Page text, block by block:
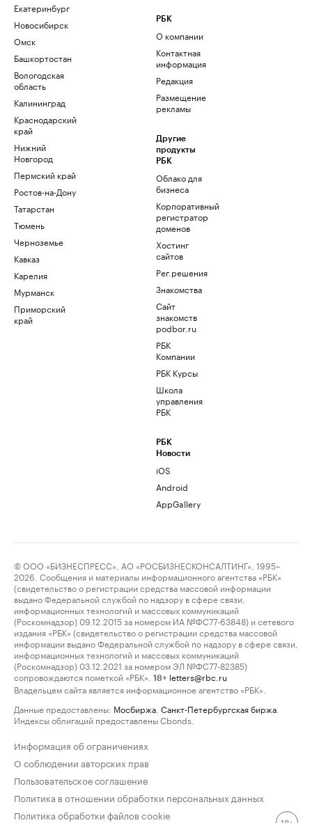
Екатеринбург
Новосибирск
Омск
Башкортостан
Вологодская
область
Калининград
Краснодарский
край
Нижний
Новгород
Пермский край
Ростов-на-Дону
Татарстан
Тюмень
Черноземье
Кавказ
Карелия
Мурманск
Приморский
край
РБК
О компании
Контактная
информация
Редакция
Размещение
рекламы
Другие
продукты
РБК
Облако для
бизнеса
Корпоративный
регистратор
доменов
Хостинг
сайтов
Рег.решения
Знакомства
Сайт
знакомств
podbor.ru
РБК
Компании
РБК Курсы
Школа
управления
РБК
РБК
Новости
iOS
Android
AppGallery
© ООО «БИЗНЕСПРЕСС», АО «РОСБИЗНЕСКОНСАЛТИНГ», 1995–
2026. Сообщения и материалы информационного агентства «РБК»
(свидетельство о регистрации средства массовой информации
выдано Федеральной службой по надзору в сфере связи,
информационных технологий и массовых коммуникаций
(Роскомнадзор) 09.12.2015 за номером ИА №ФС77-63848) и сетевого
издания «РБК» (свидетельство о регистрации средства массовой
информации выдано Федеральной службой по надзору в сфере связи,
информационных технологий и массовых коммуникаций
(Роскомнадзор) 03.12.2021 за номером ЭЛ №ФС77-82385)
сопровождаются пометкой «РБК».
18+ letters@rbc.ru
Владельцем сайта является информационное агентство «РБК».
Данные предоставлены: Мосбиржа Санкт-Петербургская биржа
Индексы облигаций предоставлены Cbonds.
Информация об ограничениях
О соблюдении авторских прав
Пользовательское соглашение
Политика в отношении обработки персональных данных
Политика обработки файлов cookie